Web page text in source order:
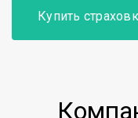
Купить